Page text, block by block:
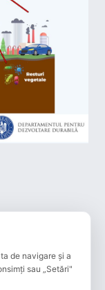
de navigare și a
sau „Setări"